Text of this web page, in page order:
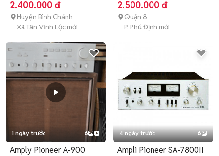
2.400.000 đ
Huyện Bình Chánh
Xã Tân Vĩnh Lộc mới
2.500.000 đ
Quận 8
P. Phú Định mới
1 ngày trước 6
Amply Pioneer A-900
4 ngày trước 6
Ampli Pioneer SA-7800II